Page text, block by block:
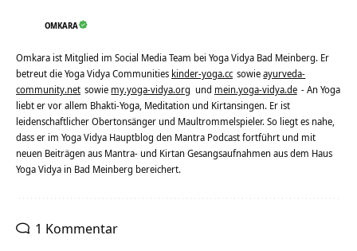
OMKARA
Omkara ist Mitglied im Social Media Team bei Yoga Vidya Bad Meinberg. Er
betreut die Yoga Vidya Communities kinder-yoga.cc sowieayurveda-
community.net sowie my.yoga-vidya.org und mein.yoga-vidya.de - An Yoga
liebt er vor allem Bhakti-Yoga, Meditation und Kirtansingen. Er ist
leidenschaftlicher Obertonsänger und Maultrommelspieler. So liegt es nahe,
dass er im Yoga Vidya Hauptblog den Mantra Podcast fortführt und mit
neuen Beiträgen aus Mantra- und Kirtan Gesangsaufnahmen aus dem Haus
Yoga Vidya in Bad Meinberg bereichert.
1 Kommentar